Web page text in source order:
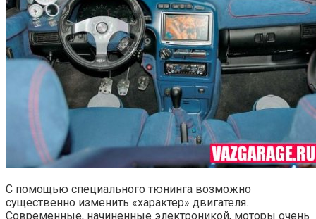
С помощью специального тюнинга возможно
существенно изменить «характер» двигателя.
Современные, начиненные электроникой, моторы очень